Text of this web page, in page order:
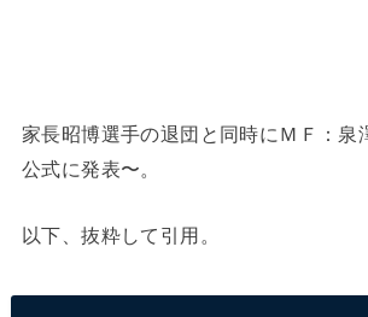
家長昭博選手の退団と同時にＭＦ：泉
公式に発表〜。
以下、抜粋して引用。